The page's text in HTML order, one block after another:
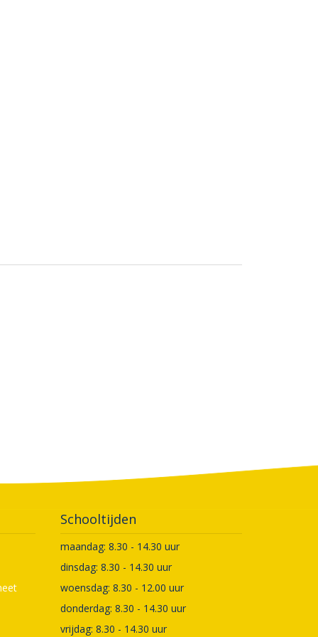
Schooltijden
maandag: 8.30 - 14.30 uur
dinsdag: 8.30 - 14.30 uur
woensdag: 8.30 - 12.00 uur
donderdag: 8.30 - 14.30 uur
vrijdag: 8.30 - 14.30 uur